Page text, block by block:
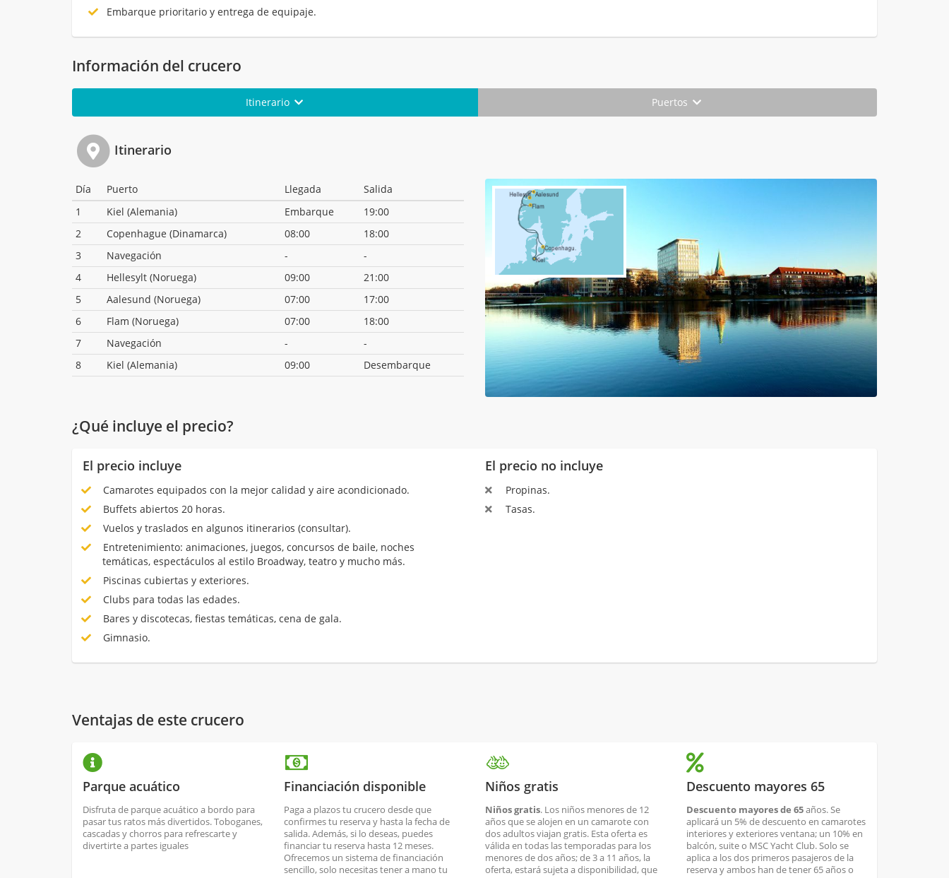
Embarque prioritario y entrega de equipaje.
Información del crucero
Itinerario Puertos
Itinerario
Día Puerto Llegada
Salida
1
Kiel (Alemania) Embarque
19:00
2
Copenhague (Dinamarca) 08:00
18:00
3
Navegación -
-
4
Hellesylt (Noruega) 09:00
21:00
5
Aalesund (Noruega) 07:00
17:00
6
Flam (Noruega) 07:00
18:00
7
Navegación -
-
8
Kiel (Alemania) 09:00 Desembarque
¿Qué incluye el precio?
El precio incluye
Camarotes equipados con la mejor calidad y aire acondicionado.
Buffets abiertos 20 horas.
Vuelos y traslados en algunos itinerarios (consultar).
Entretenimiento: animaciones, juegos, concursos de baile, noches
temáticas, espectáculos al estilo Broadway, teatro y mucho más.
Piscinas cubiertas y exteriores.
Clubs para todas las edades.
Bares y discotecas, fiestas temáticas, cena de gala.
Gimnasio.
El precio no incluye
Propinas.
Tasas.
Ventajas de este crucero
Parque acuático
Disfruta de parque acuático a bordo para
pasar tus ratos más divertidos. Toboganes,
cascadas y chorros para refrescarte y
divertirte a partes iguales
Financiación disponible
Paga a plazos tu crucero desde que
confirmes tu reserva y hasta la fecha de
salida. Además, si lo deseas, puedes
financiar tu reserva hasta 12 meses.
Ofrecemos un sistema de financiación
sencillo, solo necesitas tener a mano tu
Niños gratis
Niños gratis. Los niños menores de 12
años que se alojen en un camarote con
dos adultos viajan gratis. Esta oferta es
válida en todas las temporadas para los
menores de dos años; de 3 a 11 años, la
oferta, estará sujeta a disponibilidad, que
Descuento mayores 65
Descuento mayores de 65años. Se
aplicará un 5% de descuento en camarotes
interiores y exteriores ventana; un 10% en
balcón, suite o MSC Yacht Club. Solo se
aplica a los dos primeros pasajeros de la
reserva y ambos han de tener 65 años o